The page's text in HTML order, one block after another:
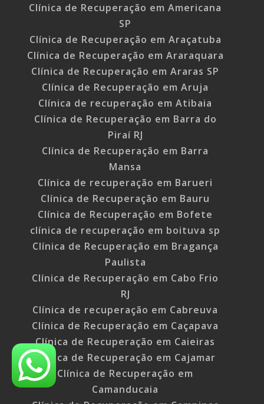
Clínica de Recuperação em Americana
SP
Clínica de Recuperação em Araçatuba
Clínica de Recuperação em Araraquara
Clínica de Recuperação em Araras SP
Clínica de Recuperação em Aruja
Clínica de recuperação em Atibaia
Clínica de Recuperação em Barra do
Piraí RJ
Clínica de Recuperação em Barra
Mansa
Clínica de recuperação em Barueri
Clínica de Recuperação em Bauru
Clínica de Recuperação em Bofete
clínica de recuperação em boituva sp
Clínica de Recuperação em Bragança
Paulista
Clínica de Recuperação em Cabo Frio
RJ
Clínica de recuperação em Cabreuva
Clínica de Recuperação em Caçapava
Clínica de Recuperação em Caieiras
Clínica de Recuperação em Cajamar
Clínica de Recuperação em
Camanducaia